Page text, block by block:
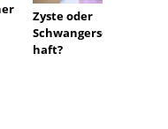
Zyste oder
Schwangersc
haft?